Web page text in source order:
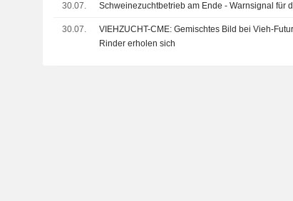
30.07. Schweinezuchtbetrieb am Ende - Warnsignal für
30.07.
VIEHZUCHT-CME: Gemischtes Bild bei Vieh-
Rinder erholen sich